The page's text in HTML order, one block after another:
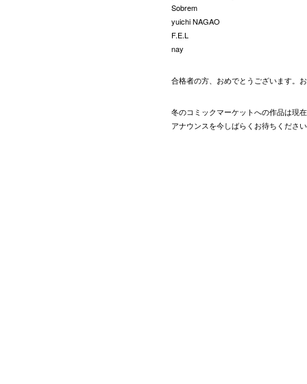
Sobrem
yuichi NAGAO
F.E.L
nay
合格者の方、おめでとうございます。
冬のコミックマーケットへの作品は現
アナウンスを今しばらくお待ちくださ